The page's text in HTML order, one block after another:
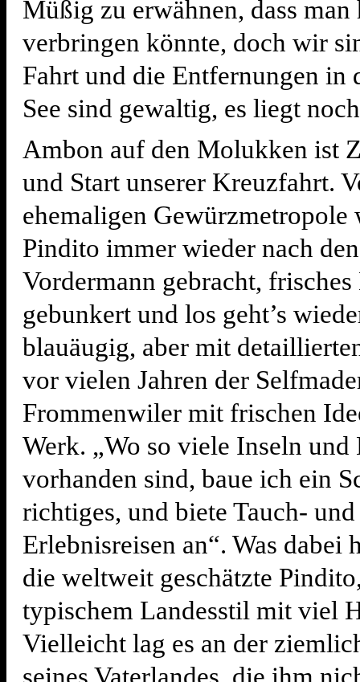
Müßig zu erwähnen, dass man
verbringen könnte, doch wir
Fahrt und die Entfernungen in
See sind gewaltig, es liegt
Ambon auf den Molukken ist
und Start unserer Kreuzfahrt.
ehemaligen Gewürzmetropole
Pindito immer wieder nach
Vordermann gebracht, frisches
gebunkert und los geht’s
blauäugig, aber mit
vor vielen Jahren der
Frommenwiler mit frischen
Werk. „Wo so viele Inseln und
vorhanden sind, baue ich ein
richtiges, und biete Tauch- und
Erlebnisreisen an“. Was dabei
die weltweit geschätzte
typischem Landesstil mit viel
Vielleicht lag es an der